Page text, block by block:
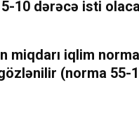
10 dərəcə isti
miqdarı iqlim
(norma 55-